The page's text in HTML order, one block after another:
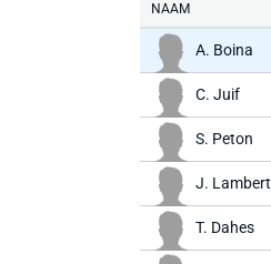
NAAM
A. Boina
C. Juif
S. Peton
J. Lambert
T. Dahes